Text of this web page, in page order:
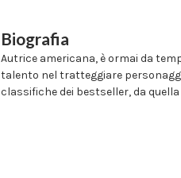
Biografia
Autrice americana, è ormai da
talento nel tratteggiare
classifiche dei bestseller, da quella